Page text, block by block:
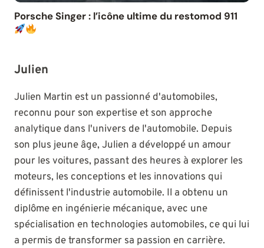
Porsche Singer : l’icône ultime du restomod 911
Julien
Julien Martin est un passionné d'automobiles,
reconnu pour son expertise et son approche
analytique dans l'univers de l'automobile. Depuis
son plus jeune âge, Julien a développé un amour
pour les voitures, passant des heures à explorer les
moteurs, les conceptions et les innovations qui
définissent l'industrie automobile. Il a obtenu un
diplôme en ingénierie mécanique, avec une
spécialisation en technologies automobiles, ce qui lui
a permis de transformer sa passion en carrière.